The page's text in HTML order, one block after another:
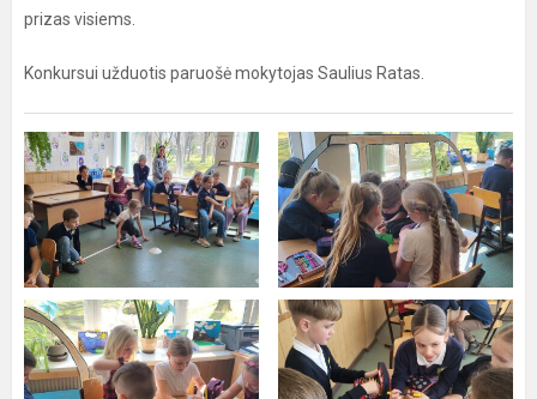
prizas visiems.
Konkursui užduotis paruošė mokytojas Saulius Ratas.